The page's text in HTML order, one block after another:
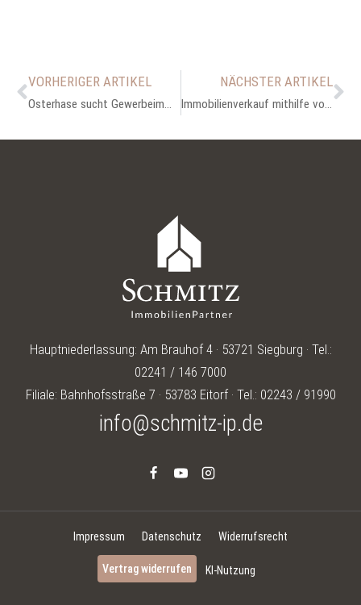
VORHERIGER ARTIKEL
Osterhase sucht Gewerbeimmobilie
NÄCHSTER ARTIKEL
Immobilienverkauf mithilfe von Social Media
Hauptniederlassung: Am Brauhof 4 · 53721 Siegburg · Tel.:
02241 / 146 7000
Filiale: Bahnhofsstraße 7 · 53783 Eitorf · Tel.: 02243 / 91990
info@schmitz-ip.de
Impressum Datenschutz Widerrufsrecht
Vertrag widerrufen KI-Nutzung